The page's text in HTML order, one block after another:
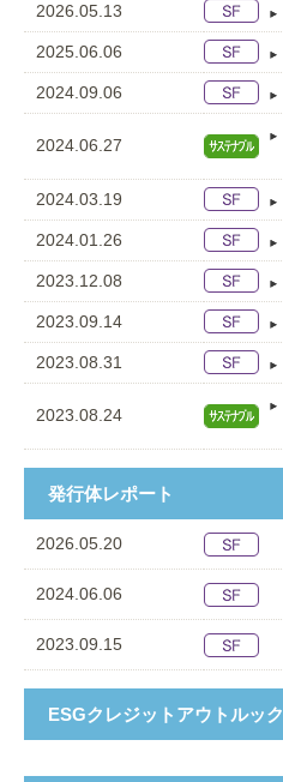
2026.05.13
2025.06.06
2024.09.06
2024.06.27
2024.03.19
2024.01.26
2023.12.08
2023.09.14
2023.08.31
2023.08.24
発行体レポート
2026.05.20
2024.06.06
2023.09.15
ESGクレジットアウトルック